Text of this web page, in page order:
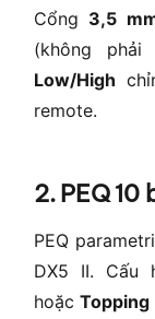
Cổng 3,5
(không
Low/High
remote.
2. PEQ
PEQ
DX5 II. Cấu
hoặcTopping